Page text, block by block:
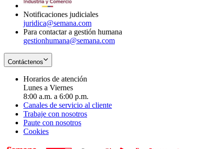
Notificaciones judiciales
juridica@semana.com
Para contactar a gestión humana
gestionhumana@semana.com
Contáctenos
Horarios de atención
Lunes a Viernes
8:00 a.m. a 6:00 p.m.
Canales de servicio al cliente
Trabaje con nosotros
Paute con nosotros
Cookies